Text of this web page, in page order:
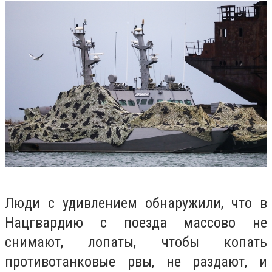
Люди с удивлением обнаружили, что в
Нацгвардию с поезда массово не
снимают, лопаты, чтобы копать
противотанковые рвы, не раздают, и